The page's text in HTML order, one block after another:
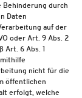
Behinderung durch
Daten
auf der
oder Art. 9 Abs. 2
Art. 6 Abs. 1
nicht für die
öffentlichen
erfolgt, welche